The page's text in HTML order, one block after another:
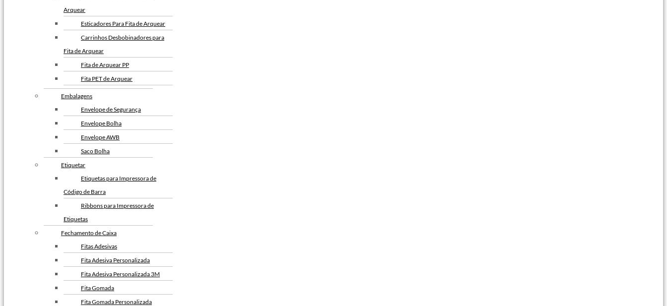
Arquear
Esticadores Para Fita de Arquear
Carrinhos Desbobinadores para
Fita de Arquear
Fita de Arquear PP
Fita PET de Arquear
Arquear
Embalagens
Envelope de Segurança
Envelope Bolha
Envelope AWB
Saco Bolha
Etiquetar
Etiquetas para Impressora de
Código de Barra
Ribbons para Impressora de
Etiquetas
Fechamento de Caixa
Fitas Adesivas
Fita Adesiva Personalizada
Fita Adesiva Personalizada 3M
Fita Gomada
Fita Gomada Personalizada